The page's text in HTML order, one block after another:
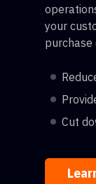
your
purchase
Cut